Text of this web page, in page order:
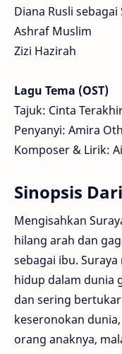
Diana Rusli sebagai
Ashraf Muslim
Zizi Hazirah
Lagu Tema (OST)
Tajuk: Cinta
Penyanyi: Amira
Komposer & Lirik:
Sinopsis
Mengisahkan
hilang arah dan
sebagai ibu.
hidup dalam dunia
dan sering
keseronokan
orang anaknya,